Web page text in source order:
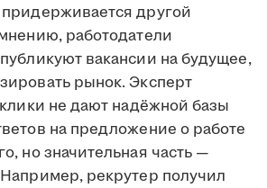
другой
работодатели
вакансии на будущее,
рынок. Эксперт
не дают надёжной базы
на предложение о работе
но значительная часть —
рекрутер получил